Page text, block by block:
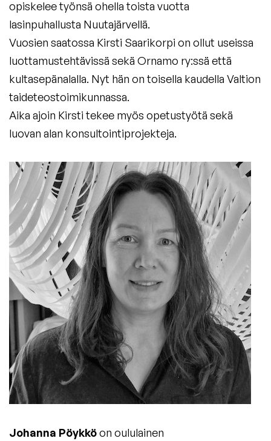
opiskelee työnsä ohella toista vuotta
lasinpuhallusta Nuutajärvellä.
Vuosien saatossa Kirsti Saarikorpi on ollut useissa
luottamustehtävissä sekä Ornamo ry:ssä että
kultasepänalalla. Nyt hän on toisella kaudella Valtion
taideteostoimikunnassa.
Aika ajoin Kirsti tekee myös opetustyötä sekä
luovan alan konsultointiprojekteja.
Johanna Pöykköon oululainen